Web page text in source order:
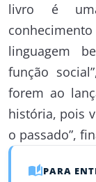
livro é
linguagem
função
forem ao
história, pois
o passado”,
PARA